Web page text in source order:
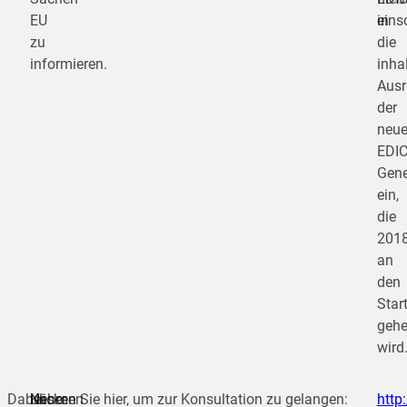
EU
zu
informieren.
in
die
der
ein,
die
an
den
Start
wird.
DabeiUnser
Nehmen
Klicken Sie hier, um zur Konsultation zu gelangen: